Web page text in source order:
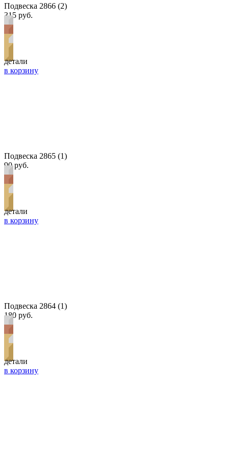
Подвеска 2866 (2)
315 руб.
детали
в корзину
Подвеска 2865 (1)
90 руб.
детали
в корзину
Подвеска 2864 (1)
180 руб.
детали
в корзину